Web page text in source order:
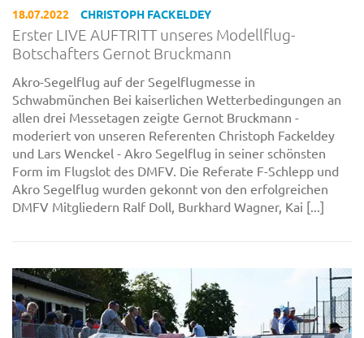
18.07.2022 CHRISTOPH FACKELDEY
Erster LIVE AUFTRITT unseres Modellflug-
Botschafters Gernot Bruckmann
Akro-Segelflug auf der Segelflugmesse in
Schwabmünchen Bei kaiserlichen Wetterbedingungen an
allen drei Messetagen zeigte Gernot Bruckmann -
moderiert von unseren Referenten Christoph Fackeldey
und Lars Wenckel - Akro Segelflug in seiner schönsten
Form im Flugslot des DMFV. Die Referate F-Schlepp und
Akro Segelflug wurden gekonnt von den erfolgreichen
DMFV Mitgliedern Ralf Doll, Burkhard Wagner, Kai [...]